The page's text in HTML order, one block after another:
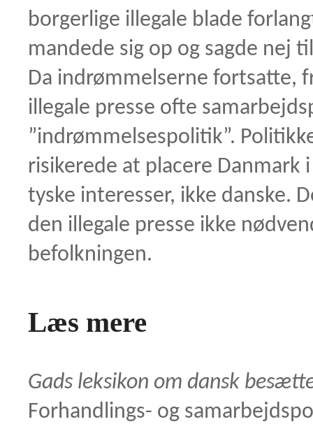
borgerlige illegale blade
mandede sig op og sagde nej
Da indrømmelserne fortsatte,
illegale presse ofte
”indrømmelsespolitik”.
risikerede at placere Danmark
tyske interesser, ikke danske.
den illegale presse ikke
befolkningen.
Læs mere
Gads leksikon om dansk
Forhandlings- og